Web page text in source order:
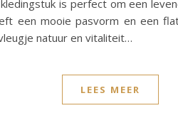
is perfect om een
een mooie pasvorm en een
natuur en vitaliteit…
LEES MEER